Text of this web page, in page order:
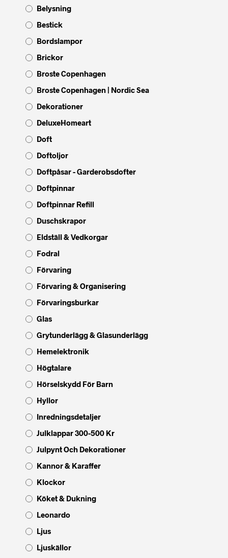
Belysning
Bestick
Bordslampor
Brickor
Broste Copenhagen
Broste Copenhagen | Nordic Sea
Dekorationer
DeluxeHomeart
Doft
Doftoljor
Doftpåsar - Garderobsdofter
Doftpinnar
Doftpinnar Refill
Duschskrapor
Eldställ & Vedkorgar
Fodral
Förvaring
Förvaring & Organisering
Förvaringsburkar
Glas
Grytunderlägg & Glasunderlägg
Hemelektronik
Högtalare
Hörselskydd För Barn
Hyllor
Inredningsdetaljer
Julklappar 300-500 Kr
Julpynt Och Dekorationer
Kannor & Karaffer
Klockor
Köket & Dukning
Leonardo
Ljus
Ljuskällor